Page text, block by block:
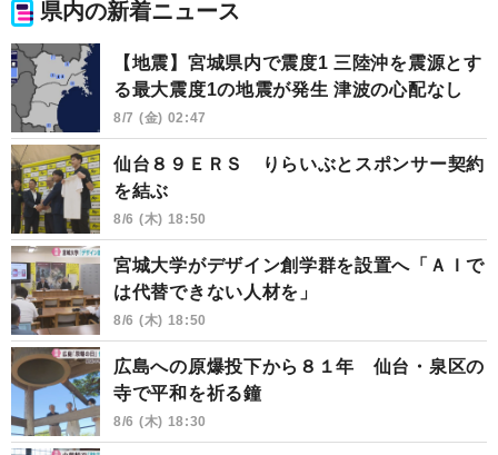
県内の新着ニュース
【地震】宮城県内で震度1 三陸沖を震源とす
る最大震度1の地震が発生 津波の心配なし
8/7 (金) 02:47
仙台８９ＥＲＳ りらいぶとスポンサー契約
を結ぶ
8/6 (木) 18:50
宮城大学がデザイン創学群を設置へ「ＡＩで
は代替できない人材を」
8/6 (木) 18:50
広島への原爆投下から８１年 仙台・泉区の
寺で平和を祈る鐘
8/6 (木) 18:30